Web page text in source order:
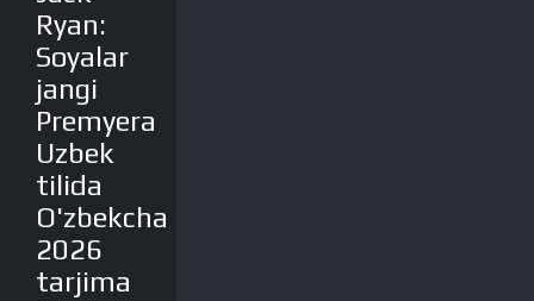
Ryan:
Soyalar
jangi
Premyera
Uzbek
tilida
O'zbekcha
2026
tarjima